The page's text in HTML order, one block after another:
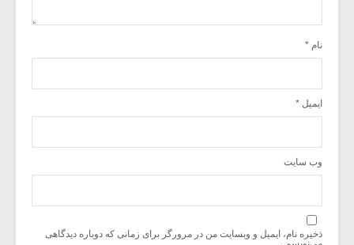
نام *
ایمیل *
وب‌ سایت
ذخیره نام، ایمیل و وبسایت من در مرورگر برای زمانی که دوباره دیدگاهی